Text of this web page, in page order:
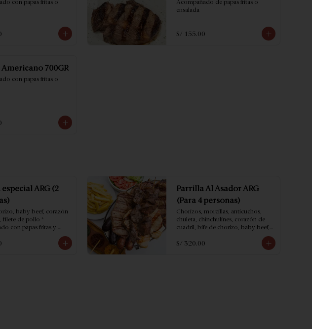
con papas fritas o
Acompañado de papas fritas o
ensalada
S/ 155.00
Americano 700GR
con papas fritas o
ARG (2
baby beef, corazón
filete de pollo *
con papas fritas y
Parrilla Al Asador ARG
(Para 4 personas)
Chorizos, morcillas, anticuchos,
chuleta, chinchulines, corazón de
cuadril, bife de chorizo, baby beef,
filete de pollo * acompañado con
papas fritas y ensalada.
S/ 320.00